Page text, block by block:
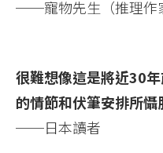
──寵物先生（推理作
很難想像這是將近30
的情節和伏筆安排所懾
──日本讀者